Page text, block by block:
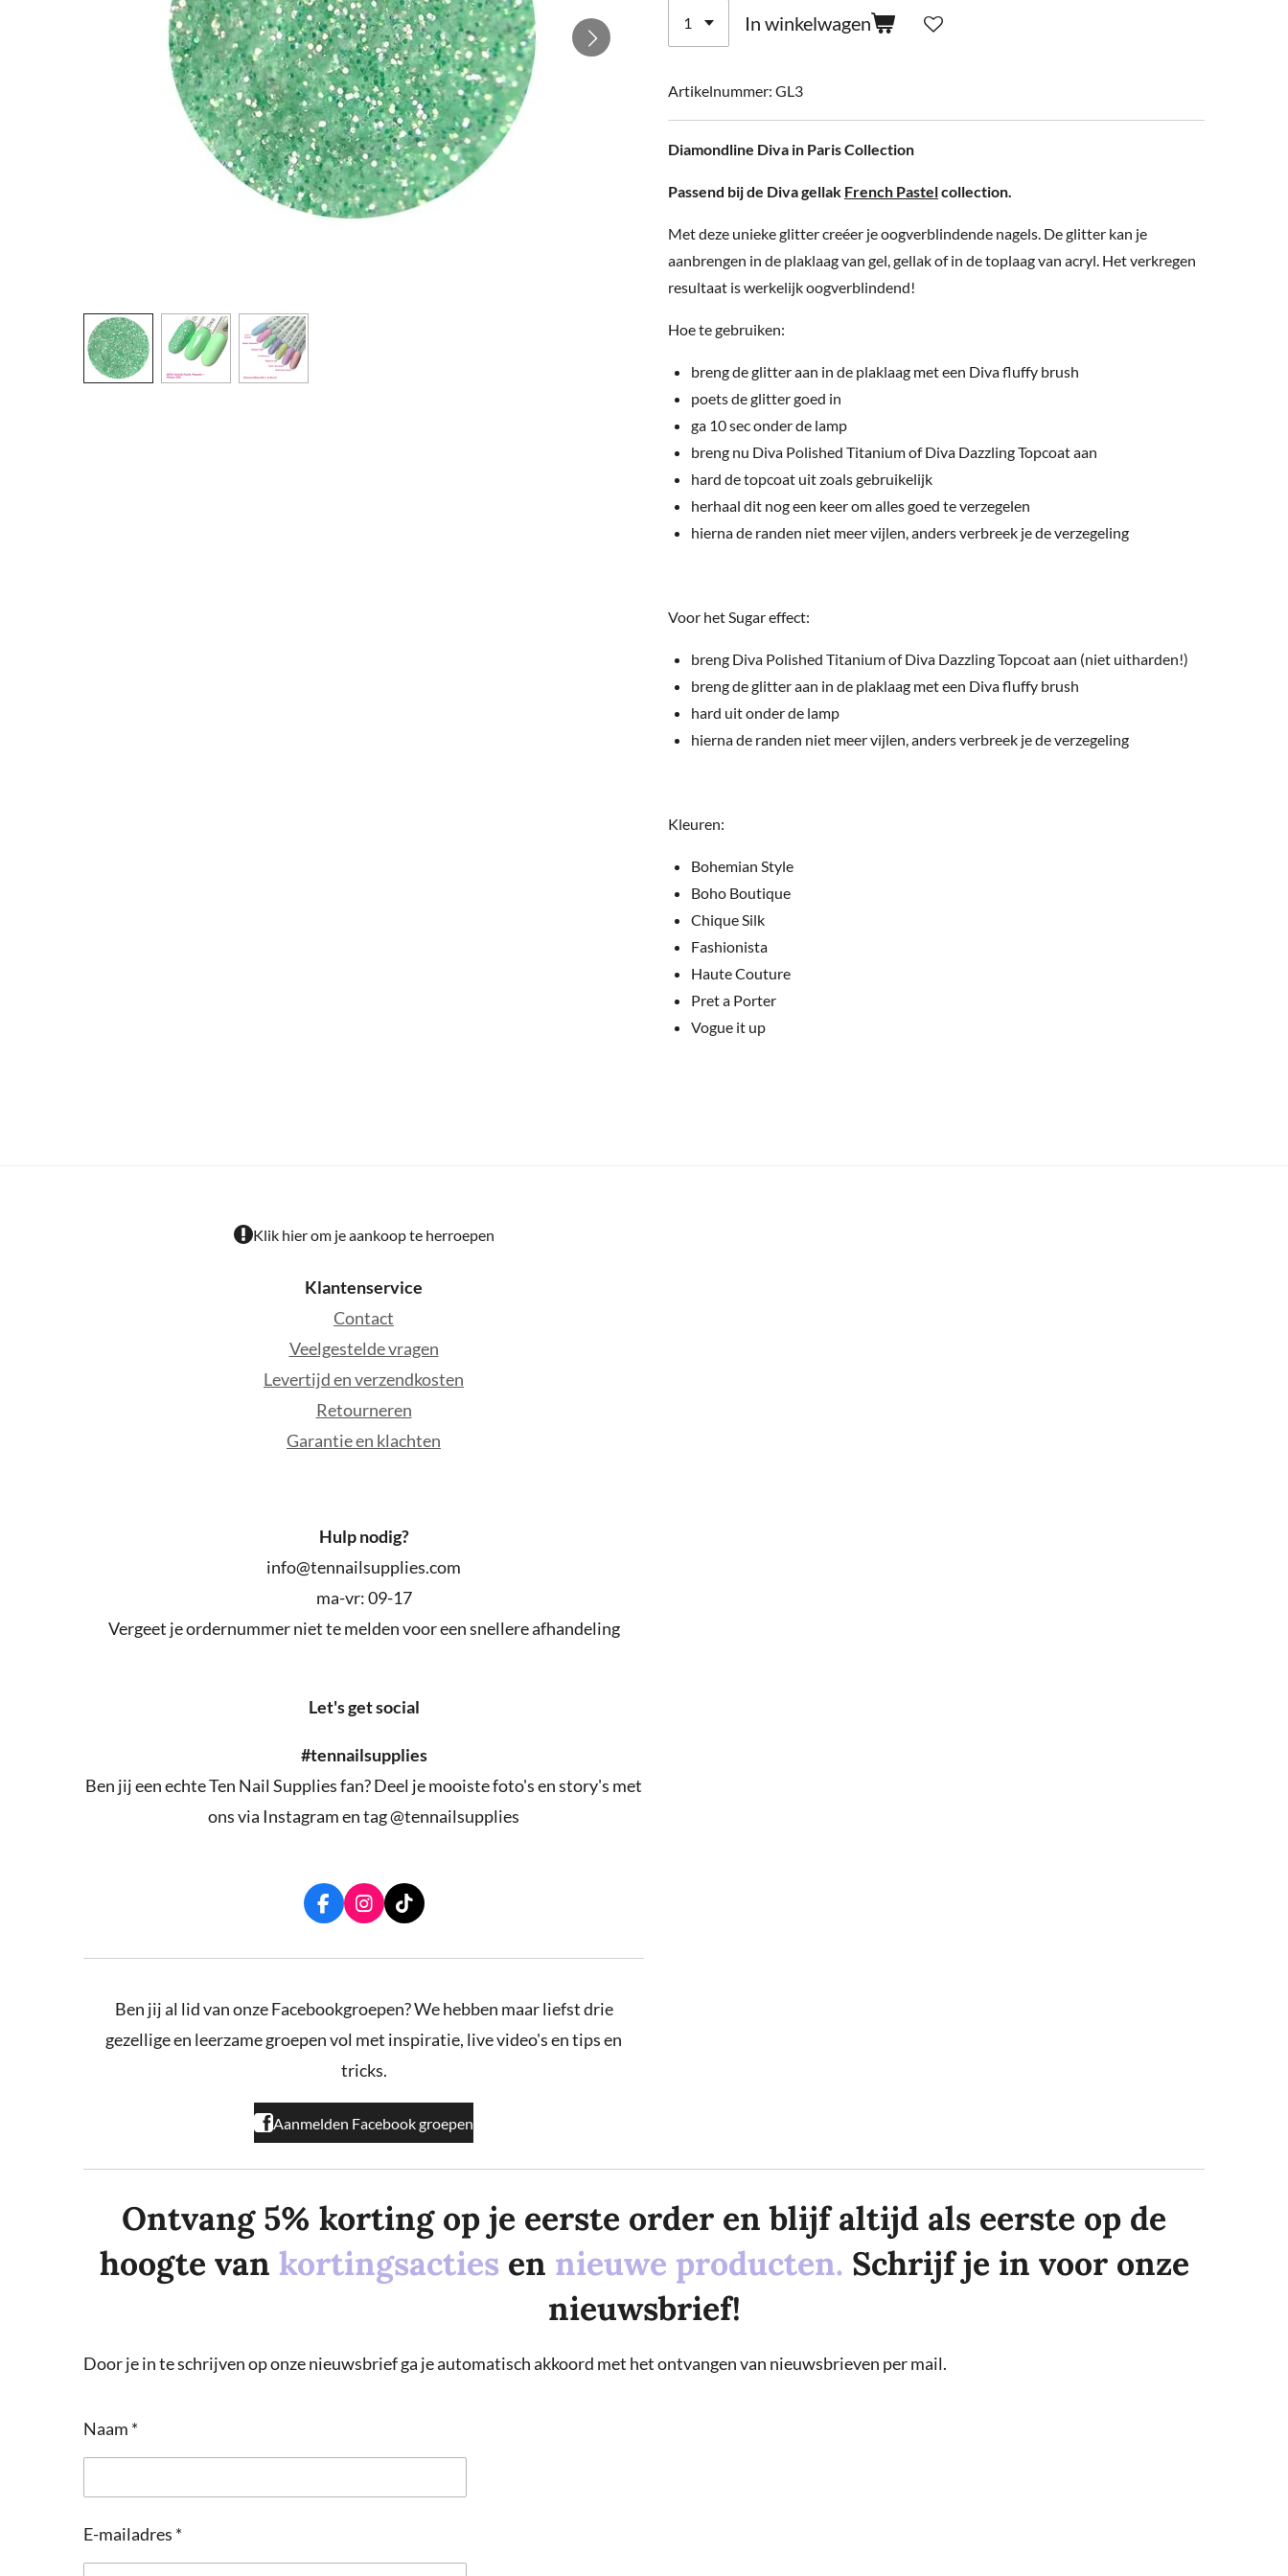
In winkelwagen
Artikelnummer: GL3
Diamondline Diva in Paris Collection
Passend bij de Diva gellak French Pastelcollection.
Met deze unieke glitter creéer je oogverblindende nagels. De glitter kan je
aanbrengen in de plaklaag van gel, gellak of in de toplaag van acryl. Het verkregen
resultaat is werkelijk oogverblindend!
Hoe te gebruiken:
breng de glitter aan in de plaklaag met een Diva fluffy brush
poets de glitter goed in
ga 10 sec onder de lamp
breng nu Diva Polished Titanium of Diva Dazzling Topcoat aan
hard de topcoat uit zoals gebruikelijk
herhaal dit nog een keer om alles goed te verzegelen
hierna de randen niet meer vijlen, anders verbreek je de verzegeling
Voor het Sugar effect:
breng Diva Polished Titanium of Diva Dazzling Topcoat aan (niet uitharden!)
breng de glitter aan in de plaklaag met een Diva fluffy brush
hard uit onder de lamp
hierna de randen niet meer vijlen, anders verbreek je de verzegeling
Kleuren:
Bohemian Style
Boho Boutique
Chique Silk
Fashionista
Haute Couture
Pret a Porter
Vogue it up
Klik hier om je aankoop te herroepen
Klantenservice
Contact
Veelgestelde vragen
Levertijd en verzendkosten
Retourneren
Garantie en klachten
Hulp nodig?
info@tennailsupplies.com
ma-vr: 09-17
Vergeet je ordernummer niet te melden voor een snellere afhandeling
Let's get social
#tennailsupplies
Ben jij een echte Ten Nail Supplies fan? Deel je mooiste foto's en story's met
ons via Instagram en tag @tennailsupplies
F
a
o
k
I
n
r
a
T
i
k
Ben jij al lid van onze Facebookgroepen? We hebben maar liefst drie
gezellige en leerzame groepen vol met inspiratie, live video's en tips en
tricks.
Aanmelden Facebook groepen
Ontvang 5% korting op je eerste order en blijf altijd als eerste op de
hoogte van kortingsacties en nieuwe producten. Schrijf je in voor onze
nieuwsbrief!
Door je in te schrijven op onze nieuwsbrief ga je automatisch akkoord met het ontvangen van nieuwsbrieven per mail.
Naam *
E-mailadres *